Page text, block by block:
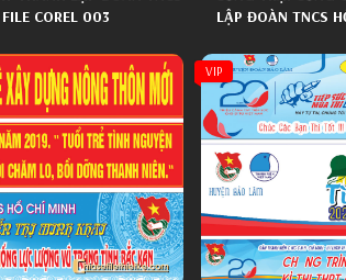
COREL 003
LẬP ĐOÀN TNCS
VIP